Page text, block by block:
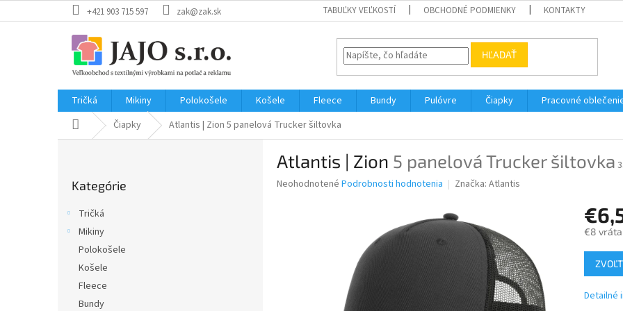
na
+421 903 715 597 zak@zak.sk TABUĽKY VEĽKOSTÍ OBCHODNÉ PODMIENKY KONTAKTY
HĽADAŤ
Tričká Mikiny Polokošele Košele Fleece Bundy Pulóvre Čiapky Pracovné
Domov Čiapky Atlantis | Zion 5 panelová Trucker šiltovka
kategórie
Kategórie
Tričká
Mikiny
Polokošele
Košele
Fleece
Bundy
Atlantis | Zion 5 panelová Trucker šiltovka
Priemerné
Neohodnotené Podrobnosti hodnotenia Značka: Atlantis
€8
cena:
Detailné